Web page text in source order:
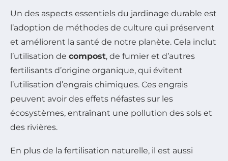
Un des aspects essentiels du jardinage durable est
l’adoption de méthodes de culture qui préservent
et améliorent la santé de notre planète. Cela inclut
l’utilisation de compost, de fumier et d’autres
fertilisants d’origine organique, qui évitent
l’utilisation d’engrais chimiques. Ces engrais
peuvent avoir des effets néfastes sur les
écosystèmes, entraînant une pollution des sols et
des rivières.
En plus de la fertilisation naturelle, il est aussi